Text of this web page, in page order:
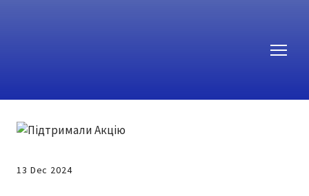
13 Dec 2024